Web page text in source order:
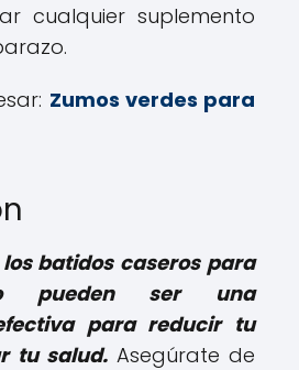
cualquier suplemento
Zumos verdes para
batidos caseros para
pueden ser una
para reducir tu
tu salud. Asegúrate de